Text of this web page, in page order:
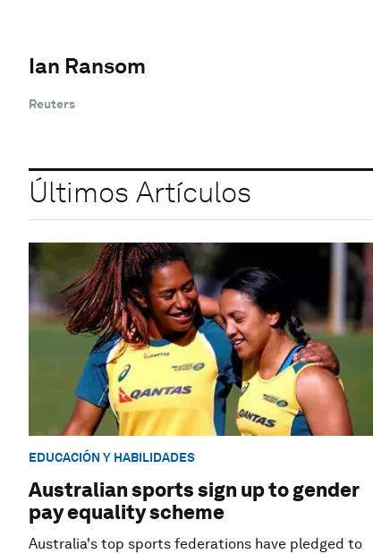
Ian Ransom
Reuters
Últimos Artículos
EDUCACIÓN Y HABILIDADES
Australian sports sign up to gender
pay equality scheme
Australia's top sports federations have pledged to